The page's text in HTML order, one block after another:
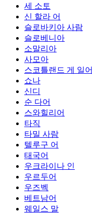
세 소토
신 할라 어
슬로바키아 사람
슬로베니아
소말리아
사모아
스코틀랜드 게 일어
쇼나
신디
순 다어
스와힐리어
타직
타밀 사람
텔루구 어
태국어
우크라이나 인
우르두어
우즈벡
베트남어
웨일스 말